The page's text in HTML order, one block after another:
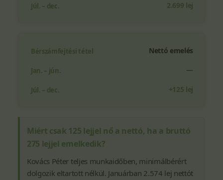
2.699 lej
Nettó emelés
—
+125 lej
Miért csak 125 lejjel nő a nettó, ha a bruttó
275 lejjel emelkedik?
Kovács Péter teljes munkaidőben, minimálbérért
dolgozik eltartott nélkül. Januárban 2.574 lej nettót